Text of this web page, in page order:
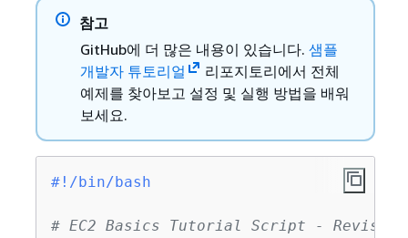
참고
GitHub에 더 많은 내용이 있습니다. 샘플
개발자 튜토리얼
리포지토리에서 전체
예제를 찾아보고 설정 및 실행 방법을 배워
보세요.
#!/bin/bash
# EC2 Basics Tutorial Script - Revised